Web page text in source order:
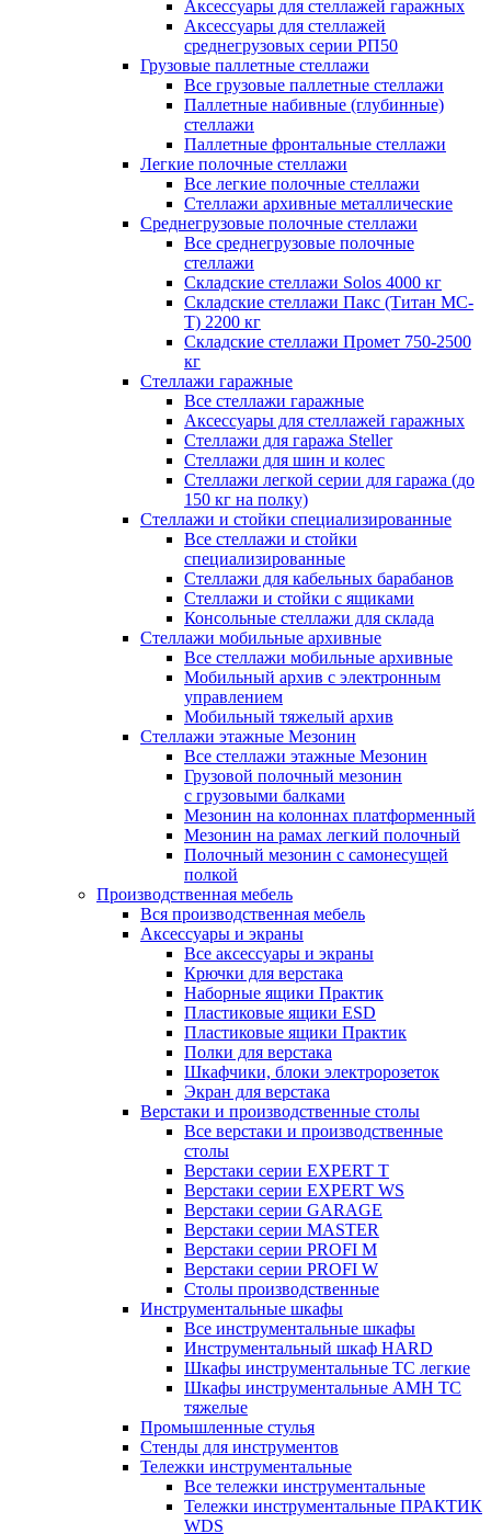
Аксессуары для стеллажей гаражных
Аксессуары для стеллажей
среднегрузовых серии РП50
Грузовые паллетные стеллажи
Все грузовые паллетные стеллажи
Паллетные набивные (глубинные)
стеллажи
Паллетные фронтальные стеллажи
Легкие полочные стеллажи
Все легкие полочные стеллажи
Стеллажи архивные металлические
Среднегрузовые полочные стеллажи
Все среднегрузовые полочные
стеллажи
Складские стеллажи Solos 4000 кг
Складские стеллажи Пакс (Титан МС-
Т) 2200 кг
Складские стеллажи Промет 750-2500
кг
Стеллажи гаражные
Все стеллажи гаражные
Аксессуары для стеллажей гаражных
Стеллажи для гаража Steller
Стеллажи для шин и колес
Стеллажи легкой серии для гаража (до
150 кг на полку)
Стеллажи и стойки специализированные
Все стеллажи и стойки
специализированные
Стеллажи для кабельных барабанов
Стеллажи и стойки с ящиками
Консольные стеллажи для склада
Стеллажи мобильные архивные
Все стеллажи мобильные архивные
Мобильный архив с электронным
управлением
Мобильный тяжелый архив
Стеллажи этажные Мезонин
Все стеллажи этажные Мезонин
Грузовой полочный мезонин
с грузовыми балками
Мезонин на колоннах платформенный
Мезонин на рамах легкий полочный
Полочный мезонин с самонесущей
полкой
Производственная мебель
Вся производственная мебель
Аксессуары и экраны
Все аксессуары и экраны
Крючки для верстака
Наборные ящики Практик
Пластиковые ящики ESD
Пластиковые ящики Практик
Полки для верстака
Шкафчики, блоки электророзеток
Экран для верстака
Верстаки и производственные столы
Все верстаки и производственные
столы
Верстаки серии EXPERT T
Верстаки серии EXPERT WS
Верстаки серии GARAGE
Верстаки серии MASTER
Верстаки серии PROFI M
Верстаки серии PROFI W
Столы производственные
Инструментальные шкафы
Все инструментальные шкафы
Инструментальный шкаф HARD
Шкафы инструментальные ТС легкие
Шкафы инструментальные AMH TC
тяжелые
Промышленные стулья
Стенды для инструментов
Тележки инструментальные
Все тележки инструментальные
Тележки инструментальные ПРАКТИК
WDS